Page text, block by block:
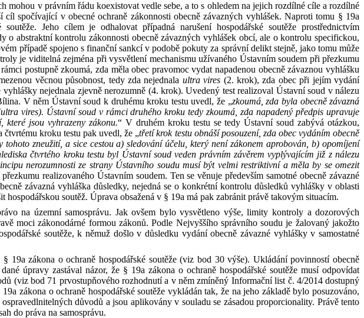
mohou v právním řádu koexistovatvedle sebe, a to s ohledem na jejich rozdílné cílea rozdílné
cílspočívající v obecné ochraně zákonnosti obecně závazných vyhlášek. Naproti tomu § 19a
Jeho cílem je odhalovat případná narušení hospodářské soutěže prostřednictvím
o abstraktní kontrolu zákonnosti obecně závazných vyhlášek obcí, ale o kontrolu specifickou,
případě spojenos finanční sankcí v podobě pokuty za správní deliktstejně, jako tomu může
je viditelná zejména při vysvětlení mechanismu užívaného Ústavním soudem při přezkumu
postupně zkoumá, zda měla obec pravomoc vydat napadenou obecně závaznou vyhlášku
věcnou působnost, tedy zda nejednala ultravires (2. krok), zda obec při jejím vydání
nejednala zjevně nerozumně (4. krok). Uvedený test realizoval Ústavní soud v nálezu
V něm Ústavní soud k druhému kroku testu uvedl, že „zkoumá, zda byla obecně závazná
vires). Ústavní soud v rámci druhého kroku tedy zkoumá, zda napadený předpis upravuje
které jsou vyhrazeny zákonu.“ V druhém kroku testu se tedy Ústavní soud zabývá otázkou,
čtvrtému kroku testu pak uvedl, že „třetí krok testu obnáší posouzení, zda obec vydáním obecně
tohoto zneužití, a sice cestou a) sledování účelu, který není zákonem aprobován, b) opomíjení
čtvrtého kroku testu byl Ústavní soud veden právním závěrem vyplývajícím již z nálezu
nerozumnosti ze strany Ústavního soudu musí být velmi restriktivní a měla by se omezit
realizovaného Ústavním soudem. Ten se věnuje především samotné obecně závazné
závazná vyhláška důsledky, nejedná se o konkrétní kontrolu důsledků vyhlášky v oblasti
soutěž. Úprava obsažená v § 19a má pak zabránit právě takovým situacím.
na územní samosprávu. Jak ovšem bylo vysvětleno výše, limity kontroly a dozorových
moci zákonodárné formou zákonů. Podle Nejvyššího správního soudu je žalovaný jakožto
soutěže, k němuž došlo v důsledku vydání obecně závazné vyhlášky v samostatné
19a zákona o ochraně hospodářské soutěže (viz bod 30výše). Ukládání povinností obecně
úpravy zastával názor, že § 19azákona o ochraně hospodářské soutěže musí odpovídat
(viz bod 71 prvostupňového rozhodnutí a v něm zmíněný Informační list č. 4/2014 dostupný
19a zákona o ochraně hospodářské soutěže vykládán tak, že na jeho základě bylo posuzováno,
ospravedlnitelných důvodů a jsou aplikovány v souladu se zásadou proporcionality. Právě tento
do práva na samosprávu.